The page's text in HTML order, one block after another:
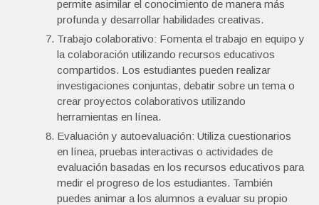
permite asimilar el conocimiento de manera más
profunda y desarrollar habilidades creativas.
Trabajo colaborativo: Fomenta el trabajo en equipo y
la colaboración utilizando recursos educativos
compartidos. Los estudiantes pueden realizar
investigaciones conjuntas, debatir sobre un tema o
crear proyectos colaborativos utilizando
herramientas en línea.
Evaluación y autoevaluación: Utiliza cuestionarios
en línea, pruebas interactivas o actividades de
evaluación basadas en los recursos educativos para
medir el progreso de los estudiantes. También
puedes animar a los alumnos a evaluar su propio